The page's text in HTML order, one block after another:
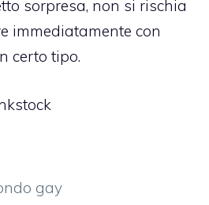
sorpresa, non si rischia
immediatamente con
certo tipo.
gay